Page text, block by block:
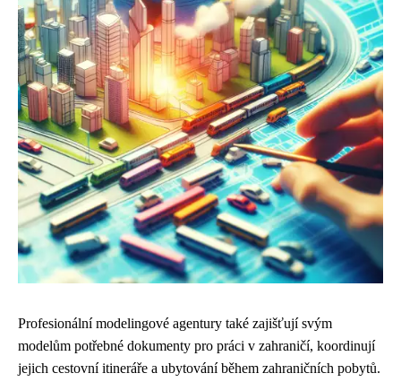
Profesionální modelingové agentury také zajišťují svým
modelům potřebné dokumenty pro práci v zahraničí, koordinují
jejich cestovní itineráře a ubytování během zahraničních pobytů.